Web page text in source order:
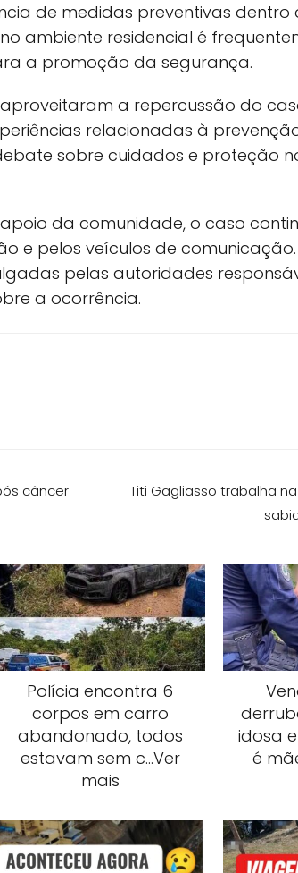
de medidas preventivas dentro
ambiente residencial é
a promoção da segurança.
a repercussão do
relacionadas à
sobre cuidados e proteção
da comunidade, o caso
e pelos veículos de comunicação.
pelas autoridades
a ocorrência.
câncer
Titi Gagliasso trabalha
Polícia encontra 6
corpos em carro
abandonado, todos
estavam sem c…Ver
mais
idosa
é